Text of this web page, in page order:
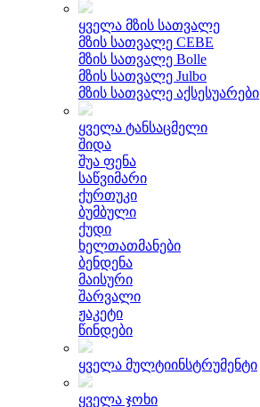
ყველა მზის სათვალე
მზის სათვალე CEBE
მზის სათვალე Bolle
მზის სათვალე Julbo
მზის სათვალე აქსესუარები
ყველა ტანსაცმელი
შიდა
შუა ფენა
საწვიმარი
ქურთუკი
ბუმბული
ქუდი
ხელთათმანები
ბენდენა
მაისური
შარვალი
ჟაკეტი
წინდები
ყველა მულტიინსტრუმენტი
ყველა ჯოხი